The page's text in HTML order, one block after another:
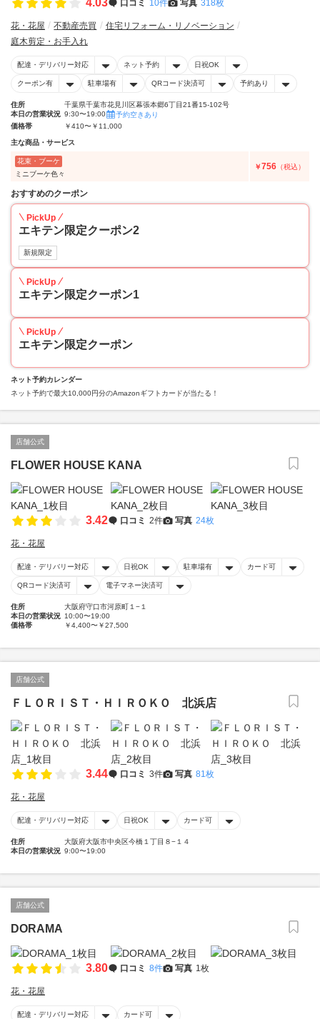
4.03 口コミ 10件 写真 318枚
花・花屋 不動産売買
住宅リフォーム・リノベーション
庭木剪定・お手入れ
配達・デリバリー対応 ネット予約 日祝OK
クーポン有 駐車場有 QRコード決済可 予約あり
住所
千葉県千葉市花見川区幕張本郷6丁目21番15-102号
本日の営業状況 9:30〜19:00
予約空きあり
価格帯
￥410〜￥11,000
主な商品・サービス
花束・ブーケ
ミニブーケ色々
￥756 （税込）
おすすめのクーポン
PickUp
エキテン限定クーポン2
新規限定
PickUp
エキテン限定クーポン1
PickUp
エキテン限定クーポン
ネット予約カレンダー
ネット予約で最大10,000円分のAmazonギフトカードが当たる！
店舗公式
FLOWER HOUSE KANA
3.42 口コミ 2件 写真 24枚
花・花屋
配達・デリバリー対応 日祝OK 駐車場有 カード可
QRコード決済可 電子マネー決済可
住所
大阪府守口市河原町１−１
本日の営業状況 10:00〜19:00
価格帯
￥4,400〜￥27,500
店舗公式
ＦＬＯＲＩＳＴ・ＨＩＲＯＫＯ 北浜店
3.44 口コミ 3件 写真 81枚
花・花屋
配達・デリバリー対応 日祝OK カード可
住所
大阪府大阪市中央区今橋１丁目８−１４
本日の営業状況 9:00〜19:00
店舗公式
DORAMA
3.80 口コミ 8件 写真 1枚
花・花屋
配達・デリバリー対応 カード可